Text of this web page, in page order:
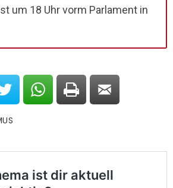
um 18 Uhr vorm Parlament in